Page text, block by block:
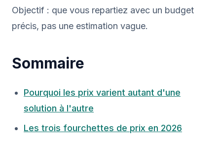
Objectif : que vous repartiez avec un budget
précis, pas une estimation vague.
Sommaire
Pourquoi les prix varient autant d'une
solution à l'autre
Les trois fourchettes de prix en 2026